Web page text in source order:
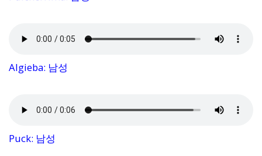
Algieba: 남성
Puck: 남성